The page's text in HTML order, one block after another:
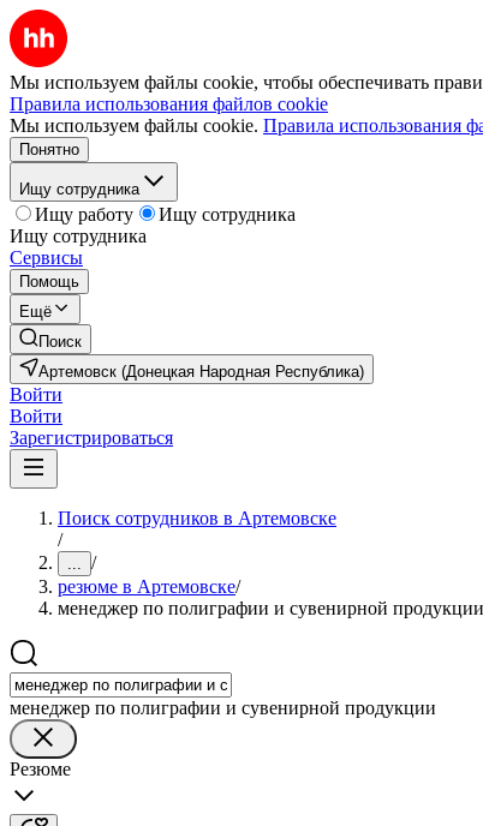
Мы используем файлы cookie, чтобы обеспечивать
Правила использования файлов cookie
Мы используем файлы cookie. Правила использования
Понятно
Ищу сотрудника
Ищу работу
Ищу сотрудника
Ищу сотрудника
Сервисы
Помощь
Ещё
Поиск
Артемовск (Донецкая Народная Республика)
Войти
Войти
Зарегистрироваться
Поиск сотрудников в Артемовске
/
... /
резюме в Артемовске/
менеджер по полиграфии и сувенирной продукции
менеджер по полиграфии и сувенирной продукции
Резюме